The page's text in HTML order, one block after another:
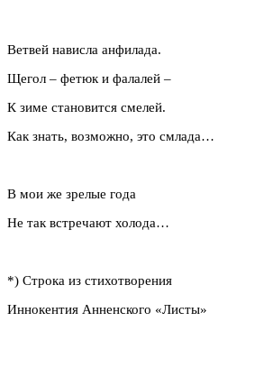
Ветвей нависла анфилада.
Щегол – фетюк и фалалей –
К зиме становится смелей.
Как знать, возможно, это смлада…
В мои же зрелые года
Не так встречают холода…
*) Строка из стихотворения
Иннокентия Анненского «Листы»